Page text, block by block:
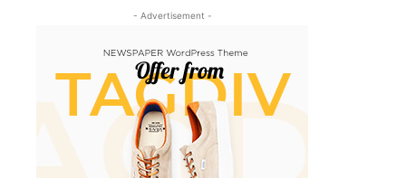
- Advertisement -